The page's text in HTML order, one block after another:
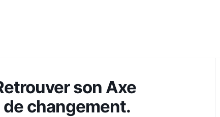
son Axe
changement.